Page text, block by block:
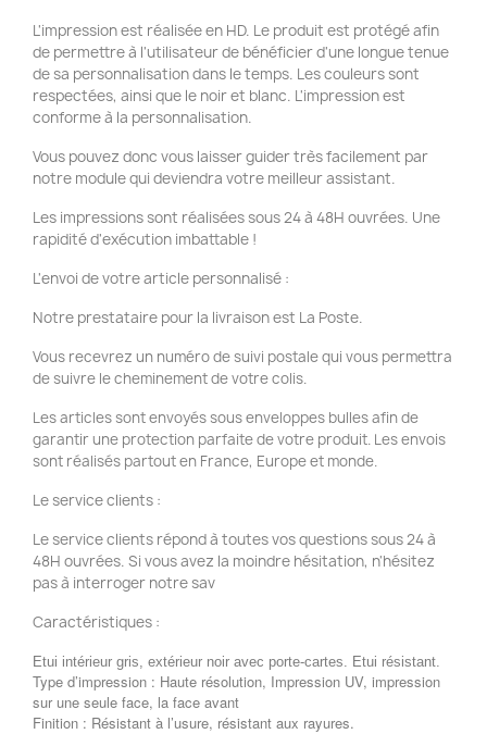
L'impression est réalisée en HD. Le produit est protégé afin
de permettre à l'utilisateur de bénéficier d'une longue tenue
de sa personnalisation dans le temps. Les couleurs sont
respectées, ainsi que le noir et blanc. L'impression est
conforme à la personnalisation.
Vous pouvez donc vous laisser guider très facilement par
notre module qui deviendra votre meilleur assistant.
Les impressions sont réalisées sous 24 à 48H ouvrées. Une
rapidité d'exécution imbattable !
L'envoi de votre article personnalisé :
Notre prestataire pour la livraison est La Poste.
Vous recevrez un numéro de suivi postale qui vous permettra
de suivre le cheminement de votre colis.
Les articles sont envoyés sous enveloppes bulles afin de
garantir une protection parfaite de votre produit. Les envois
sont réalisés partout en France, Europe et monde.
Le service clients :
Le service clients répond à toutes vos questions sous 24 à
48H ouvrées. Si vous avez la moindre hésitation, n'hésitez
pas à interroger notre sav
Caractéristiques :
Etui intérieur gris, extérieur noir avec porte-cartes. Etui résistant.
Type d’impression : Haute résolution, Impression UV, impression
sur une seule face, la face avant
Finition : Résistant à l’usure, résistant aux rayures.